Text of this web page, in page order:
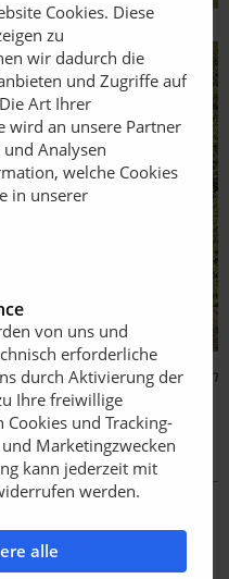
Bildquelle: Dabekausen
Cookies. Diese
zu
wir dadurch die
und Zugriffe auf
Art Ihrer
wird an unsere Partner
Analysen
welche Cookies
in unserer
von uns und
erforderliche
durch Aktivierung der
Ihre freiwillige
und Tracking-
Marketingzwecken
kann jederzeit mit
werden.
alle